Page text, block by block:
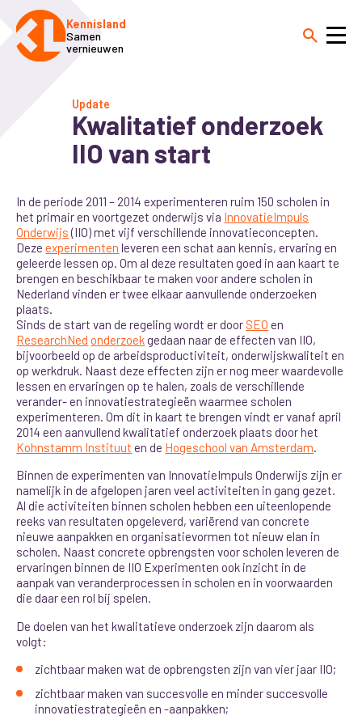
Kennisland
Samen
vernieuwen
Update
Kwalitatief onderzoek
IIO van start
In de periode 2011 – 2014 experimenteren ruim 150 scholen in
het primair en voortgezet onderwijs via InnovatieImpuls
Onderwijs(IIO) met vijf verschillende innovatieconcepten.
Dezeexperimenten leveren een schat aan kennis, ervaring en
geleerde lessen op. Om al deze resultaten goed in aan kaart te
brengen en beschikbaar te maken voor andere scholen in
Nederland vinden er twee elkaar aanvullende onderzoeken
plaats.
Sinds de start van de regeling wordt er door SEO en
ResearchNed onderzoekgedaan naar de effecten van IIO,
bijvoorbeeld op de arbeidsproductiviteit, onderwijskwaliteit en
op werkdruk. Naast deze effecten zijn er nog meer waardevolle
lessen en ervaringen op te halen, zoals de verschillende
verander- en innovatiestrategieën waarmee scholen
experimenteren. Om dit in kaart te brengen vindt er vanaf april
2014 een aanvullend kwalitatief onderzoek plaats door het
Kohnstamm Instituut en de Hogeschool van Amsterdam.
Binnen de experimenten van InnovatieImpuls Onderwijs zijn er
namelijk in de afgelopen jaren veel activiteiten in gang gezet.
Al die activiteiten binnen scholen hebben een uiteenlopende
reeks van resultaten opgeleverd, variërend van concrete
nieuwe aanpakken en organisatievormen tot nieuw elan in
scholen. Naast concrete opbrengsten voor scholen leveren de
ervaringen binnen de IIO Experimenten ook inzicht in de
aanpak van veranderprocessen in scholen en in voorwaarden
die daar een rol bij spelen.
De doelen van het kwalitatieve onderzoek zijn daarom als
volgt:
zichtbaar maken wat de opbrengsten zijn van vier jaar IIO;
zichtbaar maken van succesvolle en minder succesvolle
innovatiestrategieën en -aanpakken;